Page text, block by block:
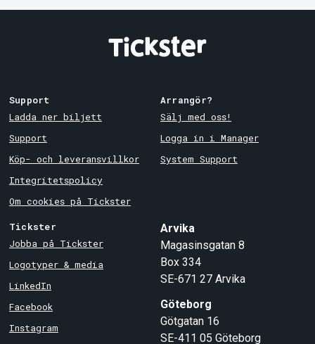
Support
Ladda ner biljett
Support
Köp- och leveransvillkor
Integritetspolicy
Om cookies på Tickster
Arrangör?
Sälj med oss!
Logga in i Manager
System Support
Tickster
Jobba på Tickster
Logotyper & media
LinkedIn
Facebook
Instagram
Arvika
Magasinsgatan 8
Box 334
SE-671 27 Arvika
Göteborg
Götgatan 16
SE-411 05 Göteborg